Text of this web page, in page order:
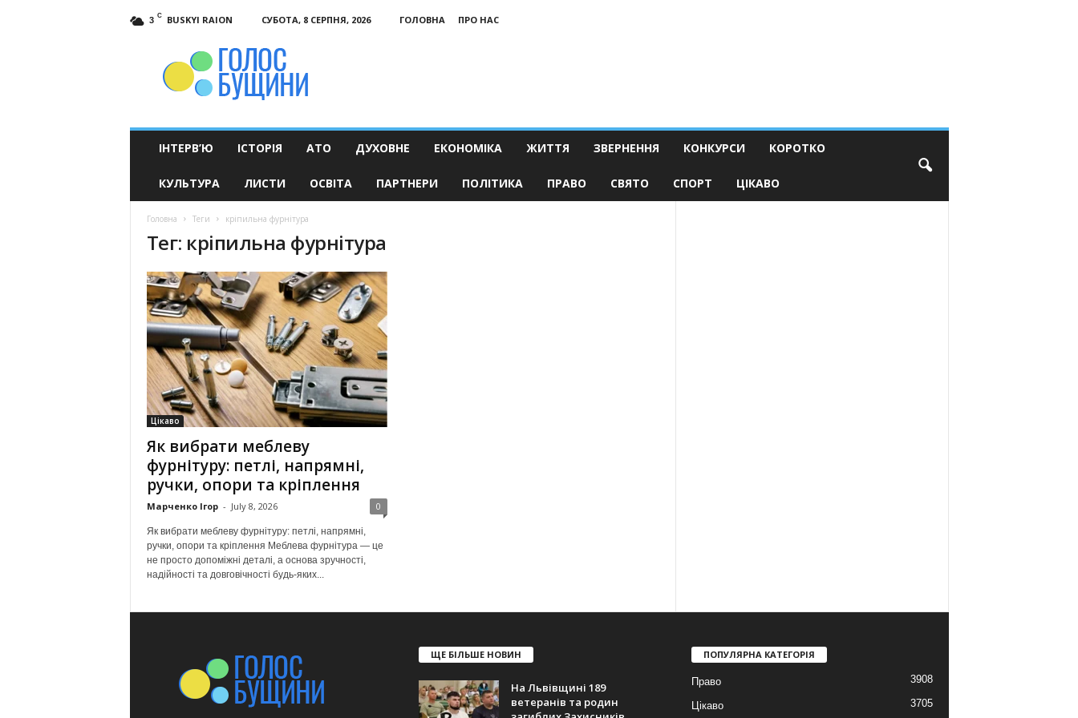
3 C BUSKYI RAION СУБОТА, 8 СЕРПНЯ, 2026 ГОЛОВНА
ПРО НАС
ІНТЕРВ’Ю ІСТОРІЯ АТО ДУХОВНЕ ЕКОНОМІКА ЖИТТЯ ЗВЕРНЕННЯ КОНКУРСИ КОРОТКО
КУЛЬТУРА ЛИСТИ ОСВІТА ПАРТНЕРИ ПОЛІТИКА ПРАВО СВЯТО СПОРТ ЦІКАВО
Головна Теги кріпильна фурнітура
Тег: кріпильна фурнітура
Цікаво
Як вибрати меблеву
фурнітуру: петлі, напрямні,
ручки, опори та кріплення
Марченко Ігор - July 8, 2026 0
Як вибрати меблеву фурнітуру: петлі, напрямні,
ручки, опори та кріплення Меблева фурнітура — це
не просто допоміжні деталі, а основа зручності,
надійності та довговічності будь-яких...
ЩЕ БІЛЬШЕ НОВИН
На Львівщині 189
ветеранів та родин
ПОПУЛЯРНА КАТЕГОРІЯ
Право 3908
Цікаво 3705